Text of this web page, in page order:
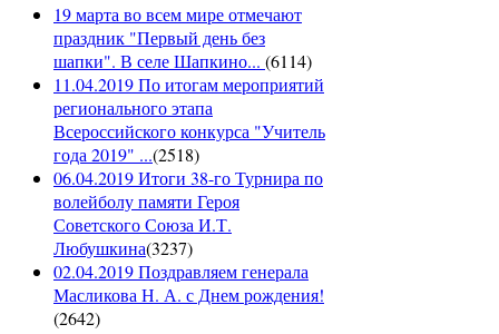
19 марта во всем мире отмечают
праздник "Первый день без
шапки". В селе Шапкино... (6114)
11.04.2019 По итогам мероприятий
регионального этапа
Всероссийского конкурса "Учитель
года 2019" ...(2518)
06.04.2019 Итоги 38-го Турнира по
волейболу памяти Героя
Советского Союза И.Т.
Любушкина(3237)
02.04.2019 Поздравляем генерала
Масликова Н. А. с Днем рождения!
(2642)